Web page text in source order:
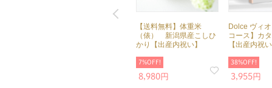
【送料無料】体重米
（俵） 新潟県産こしひ
かり【出産内祝い】
7%OFF!
8,980円
Dolce ヴィ
コース】カ
【出産内祝
38%OFF!
3,955円